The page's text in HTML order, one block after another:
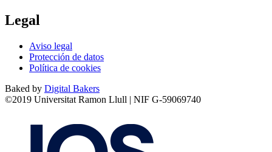
Legal
Aviso legal
Protección de datos
Política de cookies
Baked by Digital Bakers
©2019 Universitat Ramon Llull | NIF G-59069740